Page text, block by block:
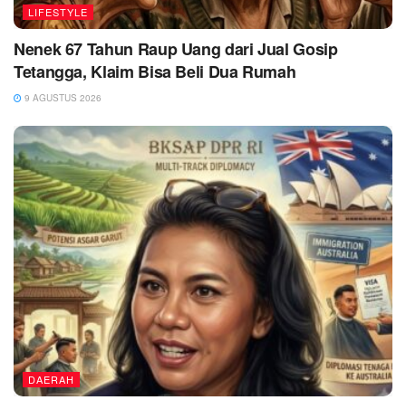
LIFESTYLE
Nenek 67 Tahun Raup Uang dari Jual Gosip
Tetangga, Klaim Bisa Beli Dua Rumah
9 AGUSTUS 2026
DAERAH